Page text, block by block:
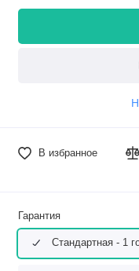
В избранное
Гарантия
Стандартная - 1